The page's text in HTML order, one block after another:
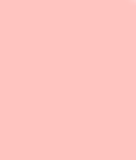
(-81,9).